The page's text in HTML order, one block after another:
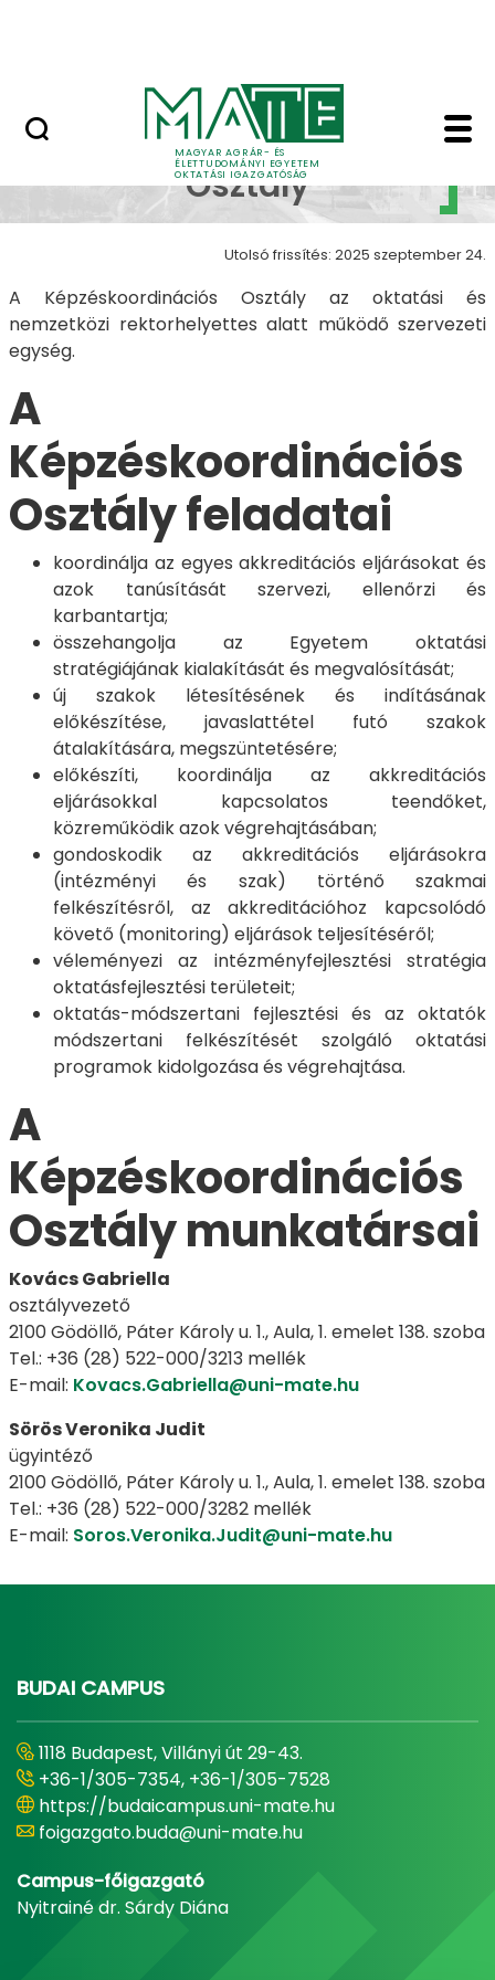
MAGYAR AGRÁR- ÉS
ÉLETTUDOMÁNYI EGYETEM
OKTATÁSI IGAZGATÓSÁG
Képzéskoordinációs
Képzéskoordinációs
Osztály
Utolsó frissítés: 2025 szeptember 24.
A Képzéskoordinációs Osztály az oktatási és
nemzetközi rektorhelyettes alatt működő szervezeti
egység.
A
Képzéskoordinációs
Osztály feladatai
koordinálja az egyes akkreditációs eljárásokat és
azok tanúsítását szervezi, ellenőrzi és
karbantartja;
összehangolja az Egyetem oktatási
stratégiájának kialakítását és megvalósítását;
új szakok létesítésének és indításának
előkészítése, javaslattétel futó szakok
átalakítására, megszüntetésére;
előkészíti, koordinálja az akkreditációs
eljárásokkal kapcsolatos teendőket,
közreműködik azok végrehajtásában;
gondoskodik az akkreditációs eljárásokra
(intézményi és szak) történő szakmai
felkészítésről, az akkreditációhoz kapcsolódó
követő (monitoring) eljárások teljesítéséről;
véleményezi az intézményfejlesztési stratégia
oktatásfejlesztési területeit;
oktatás-módszertani fejlesztési és az oktatók
módszertani felkészítését szolgáló oktatási
programok kidolgozása és végrehajtása.
A
Képzéskoordinációs
Osztály munkatársai
Kovács Gabriella
osztályvezető
2100 Gödöllő, Páter Károly u. 1., Aula, 1. emelet 138. szoba
Tel.: +36 (28) 522-000/3213 mellék
E-mail: Kovacs.Gabriella@uni-mate.hu
Sörös Veronika Judit
ügyintéző
2100 Gödöllő, Páter Károly u. 1., Aula, 1. emelet 138. szoba
Tel.: +36 (28) 522-000/3282 mellék
E-mail: Soros.Veronika.Judit@uni-mate.hu
BUDAI CAMPUS
1118 Budapest, Villányi út 29-43.
+36-1/305-7354, +36-1/305-7528
https://budaicampus.uni-mate.hu
foigazgato.buda@uni-mate.hu
Campus-főigazgató
Nyitrainé dr. Sárdy Diána